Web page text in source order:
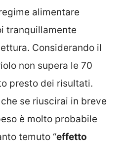
alimentare
tranquillamente
Considerando il
non supera le 70
presto dei risultati.
se riuscirai in breve
è molto probabile
temuto “effetto